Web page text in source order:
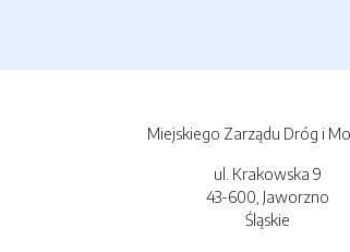
Miejskiego Zarządu Dróg i
ul. Krakowska 9
43-600, Jaworzno
Śląskie